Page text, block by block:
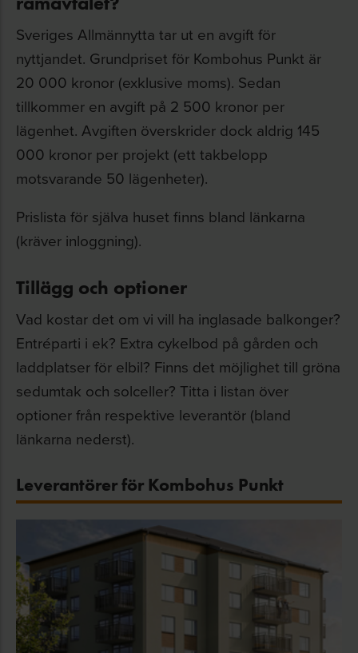
Sveriges Allmännytta tar ut en avgift för
nyttjandet. Grundpriset för Kombohus Punkt är
20 000 kronor (exklusive moms). Sedan
tillkommer en avgift på 2 500 kronor per
lägenhet. Avgiften överskrider dock aldrig 145
000 kronor per projekt (ett takbelopp
motsvarande 50 lägenheter).
Prislista för själva huset finns bland länkarna
(kräver inloggning).
Tillägg och optioner
Vad kostar det om vi vill ha inglasade balkonger?
Entréparti i ek? Extra cykelbod på gården och
laddplatser för elbil? Finns det möjlighet till gröna
sedumtak och solceller? Titta i listan över
optioner från respektive leverantör (bland
länkarna nederst).
Leverantörer för Kombohus Punkt